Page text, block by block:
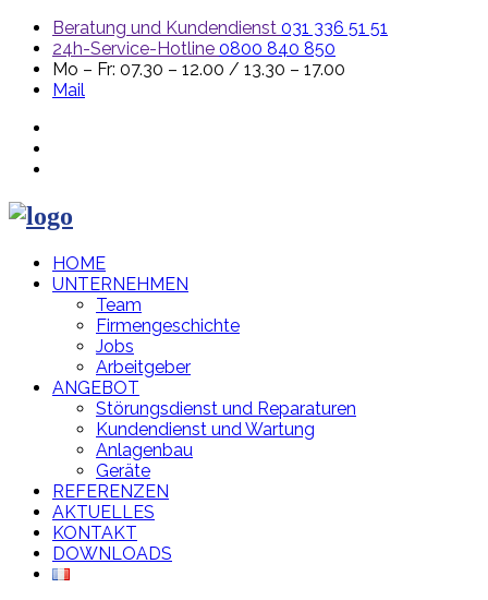
Beratung und Kundendienst 031 336 51 51
24h-Service-Hotline 0800 840 850
Mo – Fr: 07.30 – 12.00 / 13.30 – 17.00
Mail
HOME
UNTERNEHMEN
Team
Firmengeschichte
Jobs
Arbeitgeber
ANGEBOT
Störungsdienst und Reparaturen
Kundendienst und Wartung
Anlagenbau
Geräte
REFERENZEN
AKTUELLES
KONTAKT
DOWNLOADS